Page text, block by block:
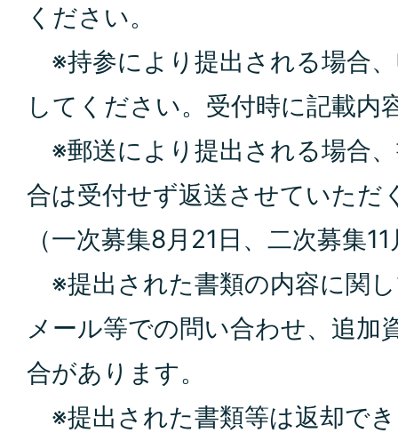
ください。
※持参により提出される場合
してください。受付時に記載内
※郵送により提出される場合
合は受付せず返送させていただ
（一次募集8月21日、二次募集
※提出された書類の内容に関
メール等での問い合わせ、追加
合があります。
※提出された書類等は返却で